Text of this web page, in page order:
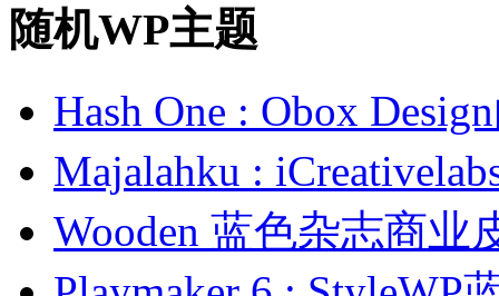
随机WP主题
Hash One : Obox
Majalahku :
Wooden 蓝色杂志商业